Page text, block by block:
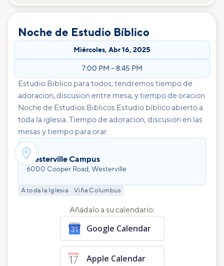
Noche de Estudio Bíblico
Miércoles, Abr 16, 2025
7:00 PM – 8:45 PM
Estudio Biblico para todos, tendremos tiempo de
adoracion, discusion entre mesa, y tiempo de oracion
Noche de Estudios Biblicos Estudio bíblico abierto a
toda la iglesia. Tiempo de adoración, discusión en las
mesas y tiempo para orar.
Westerville Campus
6000 Cooper Road, Westerville
A toda la Iglesia Viña Columbus
Añádalo a su calendario:
Google Calendar
Apple Calendar